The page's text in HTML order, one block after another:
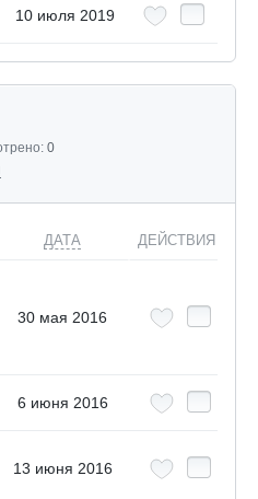
10 июля 2019
0
ДАТА ДЕЙСТВИЯ
30 мая 2016
6 июня 2016
13 июня 2016